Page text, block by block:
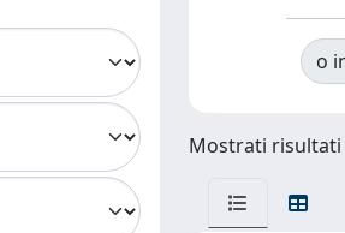
o
Mostrati risultati